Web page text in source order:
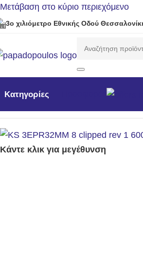
Μετάβαση στο κύριο περιεχόμενο
3ο χιλιόμετρο Εθνικής Οδού
Κατηγορίες
Κάντε κλικ για μεγέθυνση